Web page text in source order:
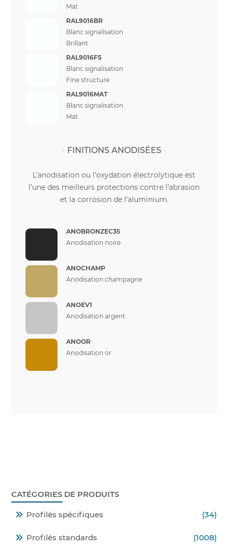
Mat
RAL9016BR
Blanc signalisation
Brillant
RAL9016FS
Blanc signalisation
Fine structure
RAL9016MAT
Blanc signalisation
Mat
FINITIONS ANODISÉES
L’anodisation ou l’oxydation électrolytique est
l’une des meilleurs protections contre l’abrasion
et la corrosion de l’aluminium.
ANOBRONZEC35
Anodisation noire
ANOCHAMP
Anodisation champagne
ANOEV1
Anodisation argent
ANOOR
Anodisation or
CATÉGORIES DE PRODUITS
Profilés spécifiques (34)
Profilés standards (1008)